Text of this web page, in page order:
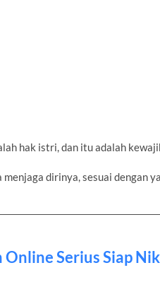
hak istri, dan itu adalah
dirinya, sesuai dengan
Online Serius Siap